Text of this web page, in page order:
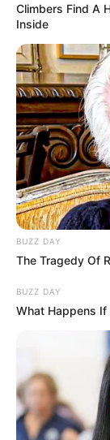
Climbers Find A
Inside
BUZZ DAY
The Tragedy Of
BUZZ DAY
What Happens If